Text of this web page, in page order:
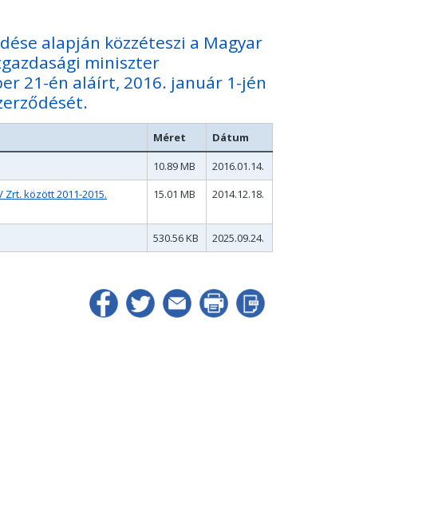
alapján közzéteszi a Magyar
miniszter
21-én aláírt, 2016. január 1-jén
Méret
Dátum
10.89 MB
2016.01.14.
között 2011-2015.
15.01 MB 2014.12.18.
530.56 KB 2025.09.24.